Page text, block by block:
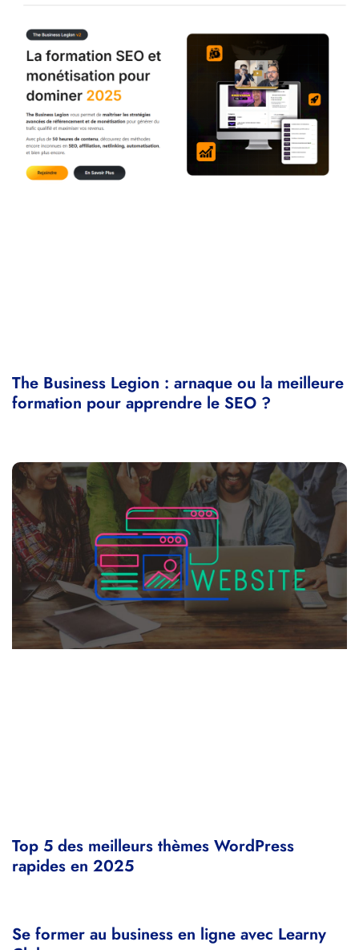
The Business Legion : arnaque ou la meilleure
formation pour apprendre le SEO ?
Top 5 des meilleurs thèmes WordPress
rapides en 2025
Se former au business en ligne avec Learny